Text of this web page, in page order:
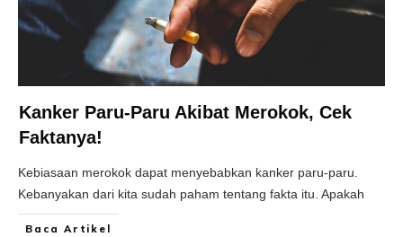
Kanker Paru-Paru Akibat Merokok, Cek
Faktanya!
Kebiasaan merokok dapat menyebabkan kanker paru-paru.
Kebanyakan dari kita sudah paham tentang fakta itu. Apakah
Baca Artikel